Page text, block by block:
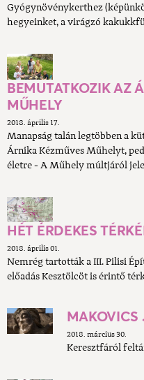
Gyógynövénykerthez
hegyeinket, a virágzó
BEMUTATKOZIK AZ
MŰHELY
2018. április 17.
Manapság talán legtöbben a
Árnika Kézműves Műhelyt,
életre - A Műhely múltjáról
HÉT ÉRDEKES
2018. április 01.
Nemrég tartották a III. Pilisi
előadás Kesztölcöt is érintő
MAKOVICS
2018. március 30.
Keresztfáról